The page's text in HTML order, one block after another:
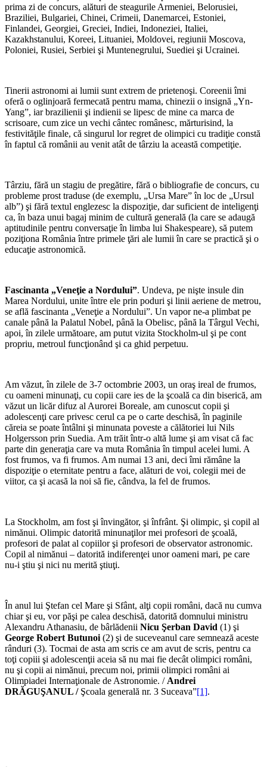
prima zi de concurs, alături de steagurile Armeniei, Belorusiei,
Braziliei, Bulgariei, Chinei, Crimeii, Danemarcei, Estoniei,
Finlandei, Georgiei, Greciei, Indiei, Indoneziei, Italiei,
Kazakhstanului, Koreei, Lituaniei, Moldovei, regiunii Moscova,
Poloniei, Rusiei, Serbiei şi Muntenegrului, Suediei şi Ucrainei.
Tinerii astronomi ai lumii sunt extrem de prietenoşi. Coreenii îmi
oferă o oglinjoară fermecată pentru mama, chinezii o insignă „Yn-
Yang”, iar brazilienii şi indienii se lipesc de mine ca marca de
scrisoare, cum zice un vechi cântec românesc, mărturisind, la
festivităţile finale, că singurul lor regret de olimpici cu tradiţie constă
în faptul că românii au venit atât de târziu la această competiţie.
Târziu, fără un stagiu de pregătire, fără o bibliografie de concurs, cu
probleme prost traduse (de exemplu, „Ursa Mare” în loc de „Ursul
alb”) şi fără textul englezesc la dispoziţie, dar suficient de inteligenţi
ca, în baza unui bagaj minim de cultură generală (la care se adaugă
aptitudinile pentru conversaţie în limba lui Shakespeare), să putem
poziţiona România între primele ţări ale lumii în care se practică şi o
educaţie astronomică.
Fascinanta „Veneţie a Nordului”. Undeva, pe nişte insule din
Marea Nordului, unite între ele prin poduri şi linii aeriene de metrou,
se află fascinanta „Veneţie a Nordului”. Un vapor ne-a plimbat pe
canale până la Palatul Nobel, până la Obelisc, până la Târgul Vechi,
apoi, în zilele următoare, am putut vizita Stockholm-ul şi pe cont
propriu, metroul funcţionând şi ca ghid perpetuu.
Am văzut, în zilele de 3-7 octombrie 2003, un oraş ireal de frumos,
cu oameni minunaţi, cu copii care ies de la şcoală ca din biserică, am
văzut un licăr difuz al Aurorei Boreale, am cunoscut copii şi
adolescenţi care privesc cerul ca pe o carte deschisă, în paginile
căreia se poate întâlni şi minunata poveste a călătoriei lui Nils
Holgersson prin Suedia. Am trăit într-o altă lume şi am visat că fac
parte din generaţia care va muta România în timpul acelei lumi. A
fost frumos, va fi frumos. Am numai 13 ani, deci îmi rămâne la
dispoziţie o eternitate pentru a face, alături de voi, colegii mei de
viitor, ca şi acasă la noi să fie, cândva, la fel de frumos.
La Stockholm, am fost şi învingător, şi înfrânt. Şi olimpic, şi copil al
nimănui. Olimpic datorită minunaţilor mei profesori de şcoală,
profesori de palat al copiilor şi profesori de observator astronomic.
Copil al nimănui – datorită indiferenţei unor oameni mari, pe care
nu-i ştiu şi nici nu merită ştiuţi.
În anul lui Ştefan cel Mare şi Sfânt, alţi copii români, dacă nu cumva
chiar şi eu, vor păşi pe calea deschisă, datorită domnului ministru
Alexandru Athanasiu, de bârlădenii Nicu Şerban David (1) şi
George Robert Butunoi (2) şi de suceveanul care semnează aceste
rânduri (3). Tocmai de asta am scris ce am avut de scris, pentru ca
toţi copiii şi adolescenţii aceia să nu mai fie decât olimpici români,
nu şi copii ai nimănui, precum noi, primii olimpici români ai
Olimpiadei Internaţionale de Astronomie. / Andrei
DRĂGUŞANUL / Şcoala generală nr. 3 Suceava”[1].